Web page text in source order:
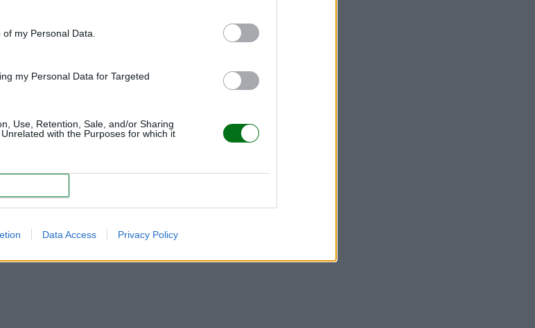
my Personal Data.
my Personal Data for Targeted
Use, Retention, Sale, and/or Sharing
with the Purposes for which it
Data Access Privacy Policy
las publicaciones con este hashtag, se pueden ver
complicidad emocional. Se destacan las
buscan enseñar empoderamiento a sus hijas